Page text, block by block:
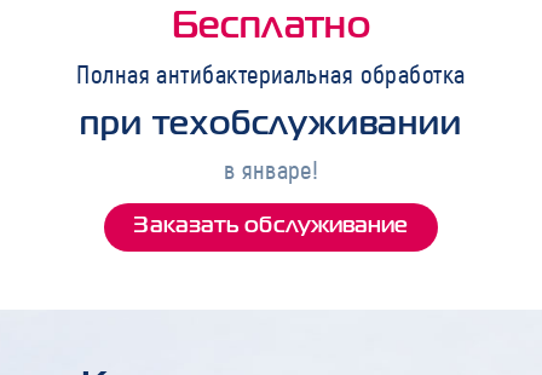
Бесплатно
Полная антибактериальная обработка
при техобслуживании
в январе!
Заказать обслуживание